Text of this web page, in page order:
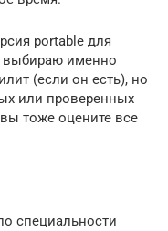
portable для
выбираю именно
(если он есть), но
или проверенных
тоже оцените все
специальности